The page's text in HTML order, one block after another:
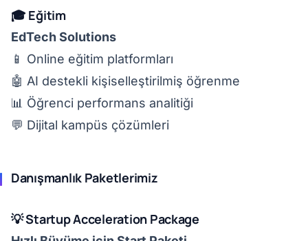
🎓 Eğitim
EdTech Solutions
📱 Online eğitim platformları
🤖 AI destekli kişiselleştirilmiş öğrenme
📊 Öğrenci performans analitiği
💬 Dijital kampüs çözümleri
Danışmanlık Paketlerimiz
💡 Startup Acceleration Package